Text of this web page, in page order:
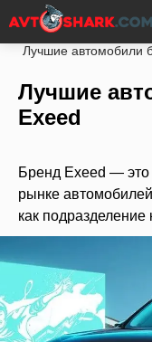
Главная Статьи
Лучшие автомобили
Лучшие
Exeed
Бренд Exeed — это
рынке
как